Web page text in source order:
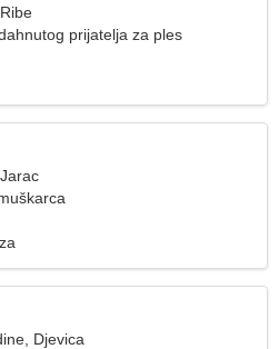
prijatelja za ples
Djevica